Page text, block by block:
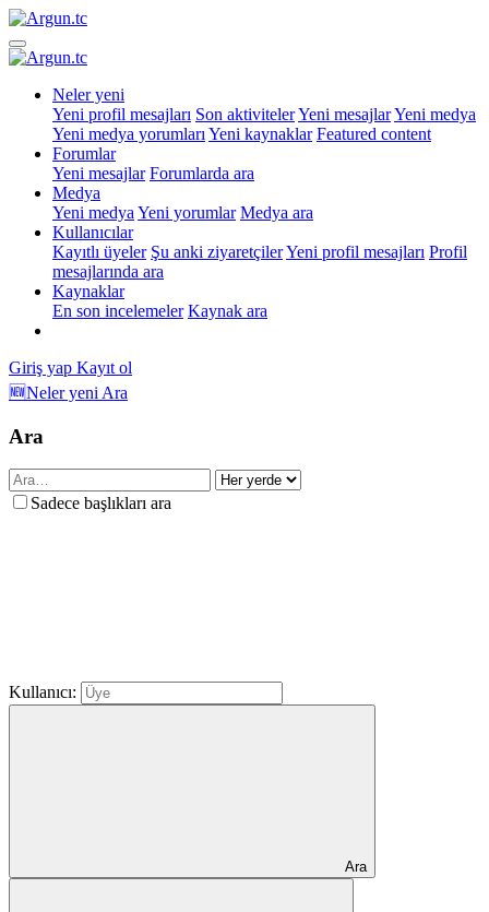
Neler yeni
Yeni profil mesajları Son aktivitelerYeni mesajlarYeni medya
Yeni medya yorumları Yeni kaynaklar Featured content
Forumlar
Yeni mesajlar Forumlarda ara
Medya
Yeni medya Yeni yorumlar Medya ara
Kullanıcılar
Kayıtlı üyeler Şu anki ziyaretçilerYeni profil mesajları Profil
mesajlarında ara
Kaynaklar
En son incelemeler Kaynak ara
Giriş yap Kayıt ol
🆕Neler yeni Ara
Ara
Sadece başlıkları ara
Kullanıcı:
Ara